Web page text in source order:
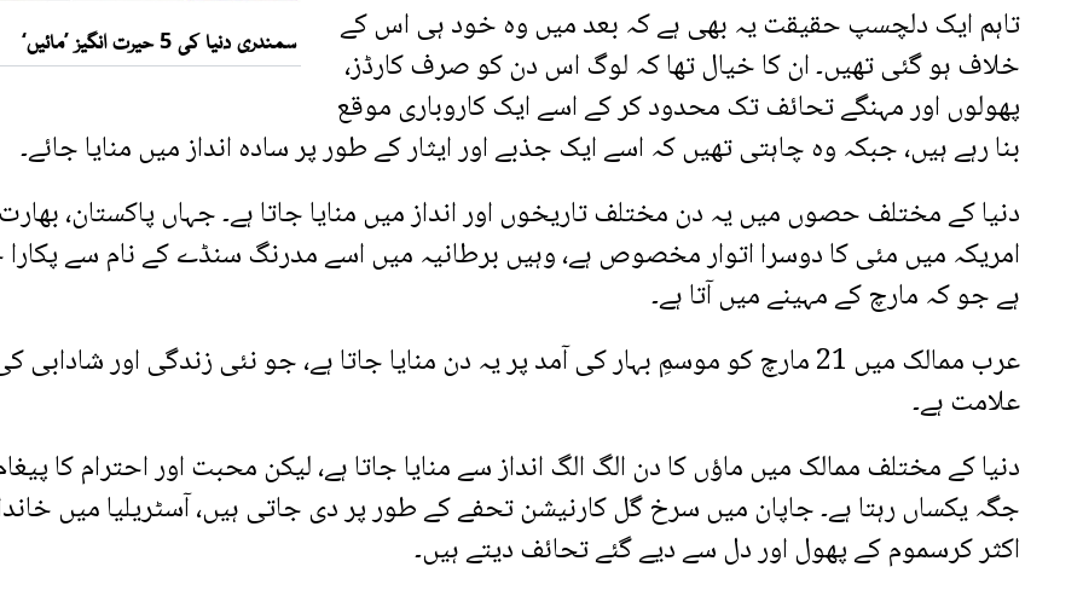
تاہم ایک دلچسپ حقیقت یہ بھی ہے کہ بعد میں وہ خود ہی اس کے
خلاف ہو گئی تھیں۔ ان کا خیال تھا کہ لوگ اس دن کو صرف کارڈز،
پھولوں اور مہنگے تحائف تک محدود کر کے اسے ایک کاروباری موقع
بنا رہے ہیں، جبکہ وہ چاہتی تھیں کہ اسے ایک جذبے اور ایثار کے طور پر سادہ انداز میں منایا جائے۔
دنیا کے مختلف حصوں میں یہ دن مختلف تاریخوں اور انداز میں منایا جاتا ہے۔ جہاں پاکستان،
امریکہ میں مئی کا دوسرا اتوار مخصوص ہے، وہیں برطانیہ میں اسے مدرنگ سنڈے کے نام سے پکارا
ہے جو کہ مارچ کے مہینے میں آتا ہے۔
عرب ممالک میں 21 مارچ کو موسمِ بہار کی آمد پر یہ دن منایا جاتا ہے، جو نئی زندگی اور شادابی
علامت ہے۔
دنیا کے مختلف ممالک میں ماؤں کا دن الگ الگ انداز سے منایا جاتا ہے، لیکن محبت اور احترام کا
جگہ یکساں رہتا ہے۔ جاپان میں سرخ گل کارنیشن تحفے کے طور پر دی جاتی ہیں، آسٹریلیا میں
اکثر کرسموم کے پھول اور دل سے دیے گئے تحائف دیتے ہیں۔